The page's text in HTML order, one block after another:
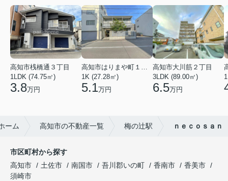
高知市桟橋通３丁目
1LDK (74.75㎡)
3.8万円
高知市はりまや町１丁目
1K (27.28㎡)
5.1万円
高知市大川筋２丁目
3LDK (89.00㎡)
6.5万円
ーム 高知市の不動産一覧 梅の辻駅 ｎｅｃｏｓａｎ
市区町村から探す
高知市
土佐市 南国市 吾川郡いの町 香南市
香美市
須崎市